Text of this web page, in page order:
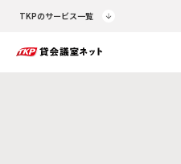
TKPのサービス一覧